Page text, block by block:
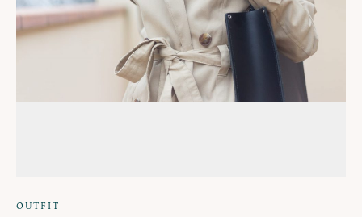
OUTFIT